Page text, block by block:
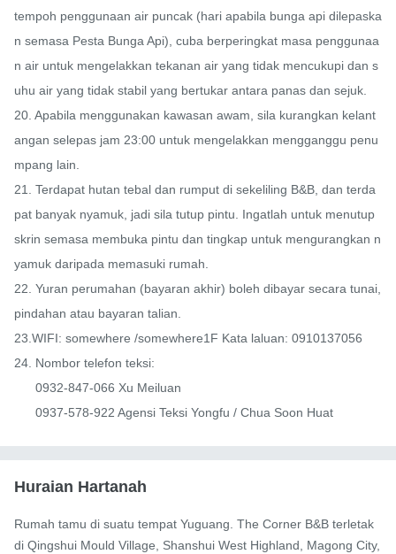
tempoh penggunaan air puncak (hari apabila bunga api dilepaska
n semasa Pesta Bunga Api), cuba berperingkat masa penggunaa
n air untuk mengelakkan tekanan air yang tidak mencukupi dan s
uhu air yang tidak stabil yang bertukar antara panas dan sejuk.
20. Apabila menggunakan kawasan awam, sila kurangkan kelant
angan selepas jam 23:00 untuk mengelakkan mengganggu penu
mpang lain.
21. Terdapat hutan tebal dan rumput di sekeliling B&B, dan terda
pat banyak nyamuk, jadi sila tutup pintu. Ingatlah untuk menutup
skrin semasa membuka pintu dan tingkap untuk mengurangkan n
yamuk daripada memasuki rumah.
22. Yuran perumahan (bayaran akhir) boleh dibayar secara tunai,
pindahan atau bayaran talian.
23.WIFI: somewhere /somewhere1F Kata laluan: 0910137056
24. Nombor telefon teksi:
      0937-578-922 Agensi Teksi Yongfu / Chua Soon Huat
Huraian Hartanah
Rumah tamu di suatu tempat Yuguang. The Corner B&B terletak
di Qingshui Mould Village, Shanshui West Highland, Magong City,